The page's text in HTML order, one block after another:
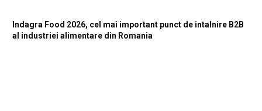
Indagra Food 2026, cel mai important punct de intalnire B2B
al industriei alimentare din Romania